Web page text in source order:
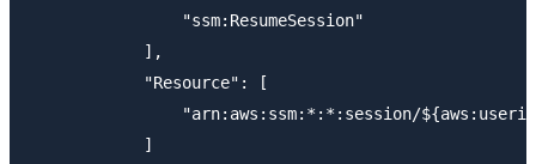
                "ssm:ResumeSession"
            ],
            "Resource": [
"arn:aws:ssm:*:*:session/
            ]